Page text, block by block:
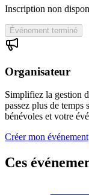
Inscription non
Événement terminé
Organisateur
Simplifiez la gestion
passez plus de
bénévoles et votre
Créer mon événement
Ces